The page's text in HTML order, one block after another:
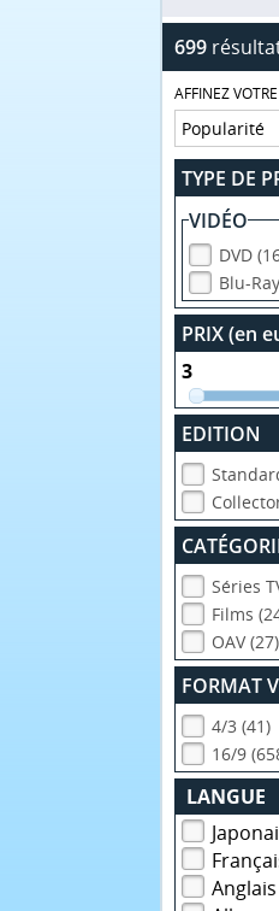
699
AFFINEZ
TYPE DE
VIDÉO
DVD
Blu-
PRIX (en
EDITION
Séries
Films
OAV (27)
FORMAT
4/3 (41)
16/9
LANGUE